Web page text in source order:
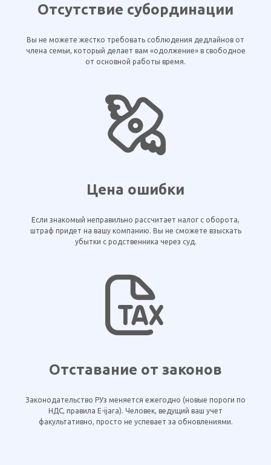
Отсутствие субординации
Вы не можете жестко требовать соблюдения дедлайнов от
члена семьи, который делает вам «одолжение» в свободное
от основной работы время.
Цена ошибки
Если знакомый неправильно рассчитает налог с оборота,
штраф придет на вашу компанию. Вы не сможете взыскать
убытки с родственника через суд.
Отставание от законов
Законодательство РУз меняется ежегодно (новые пороги по
НДС, правила E-ijara). Человек, ведущий ваш учет
факультативно, просто не успевает за обновлениями.